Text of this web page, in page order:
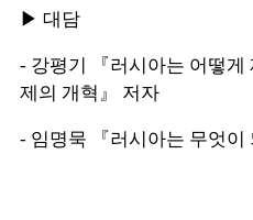
▶ 대담
- 강평기 『러시아는 어떻게
제의 개혁』 저자
- 임명묵 『러시아는 무엇이